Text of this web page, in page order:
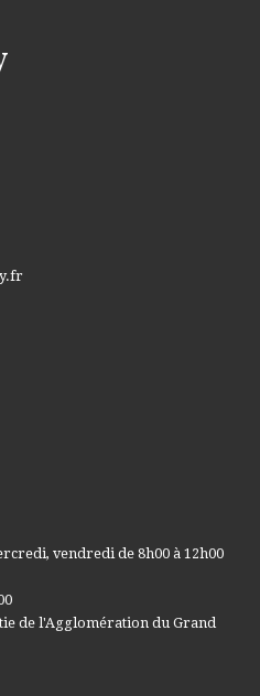
vendredi de 8h00 à 12h00
de l'Agglomération du Grand